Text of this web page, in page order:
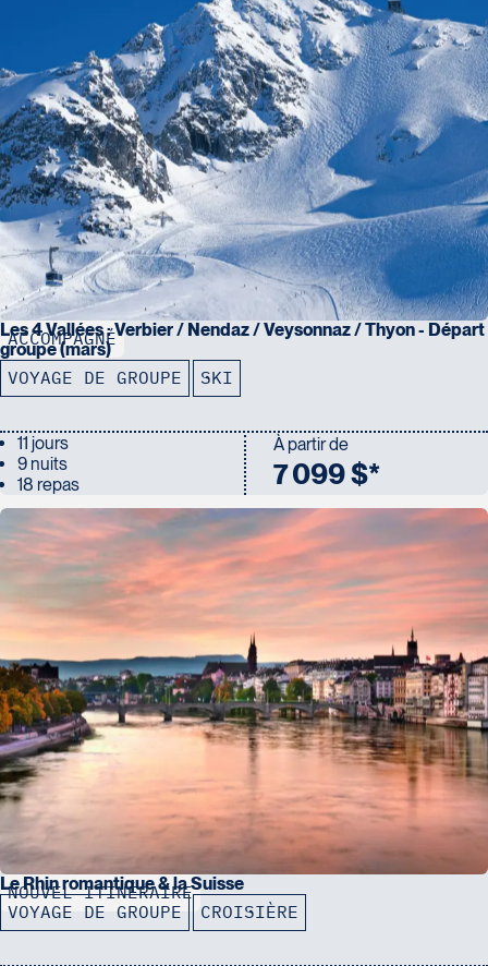
ACCOMPAGNÉ
Les 4 Vallées : Verbier / Nendaz / Veysonnaz / Thyon - Départ
groupe (mars)
VOYAGE DE GROUPE SKI
11 jours
9 nuits
18 repas
À partir de
7 099 $*
NOUVEL ITINÉRAIRE
Le Rhin romantique & la Suisse
VOYAGE DE GROUPE CROISIÈRE